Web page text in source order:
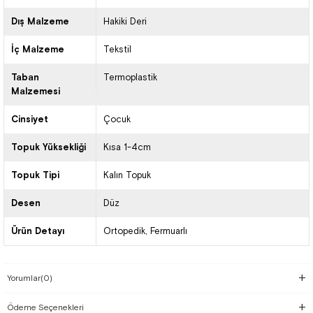
Dış Malzeme Hakiki Deri
İç Malzeme Tekstil
Taban
Malzemesi
Termoplastik
Cinsiyet Çocuk
Topuk Yüksekliği Kısa 1-4cm
Topuk Tipi Kalın Topuk
Desen Düz
Ürün Detayı Ortopedik Fermuarlı
Yorumlar(0)
Ödeme Seçenekleri